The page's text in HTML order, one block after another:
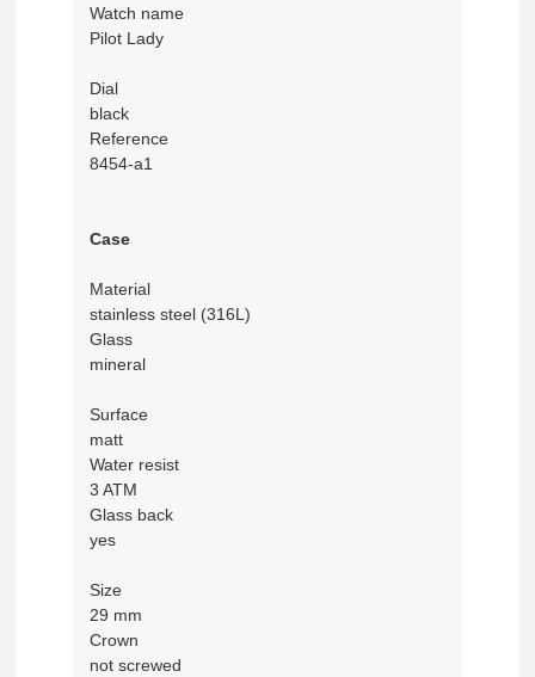
Watch name
Pilot Lady
Dial
black
Reference
8454-a1
Case
Material
stainless steel (316L)
Glass
mineral
Surface
matt
Water resist
3 ATM
Glass back
yes
Size
29 mm
Crown
not screwed